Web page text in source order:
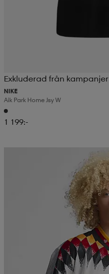
Exkluderad från kampanjer
NIKE
Aik Park Home Jsy W
1 199:-